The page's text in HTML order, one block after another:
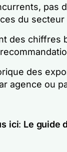
pas
du secteur
des chiffres
des
agence ou
ici: Le guide